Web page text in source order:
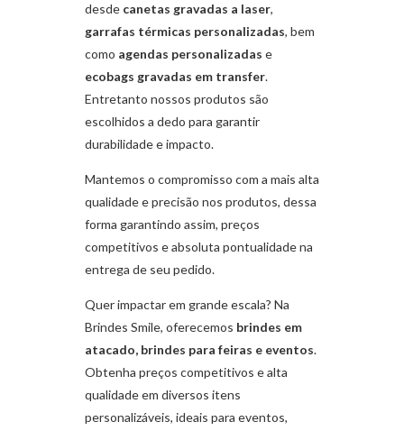
desde canetas gravadas a laser,
garrafas térmicas personalizadas, bem
como agendas personalizadas e
ecobags gravadas em transfer.
Entretanto nossos produtos são
escolhidos a dedo para garantir
durabilidade e impacto.
Mantemos o compromisso com a mais alta
qualidade e precisão nos produtos, dessa
forma garantindo assim, preços
competitivos e absoluta pontualidade na
entrega de seu pedido.
Quer impactar em grande escala? Na
Brindes Smile, oferecemos brindes em
atacado, brindes para feiras e eventos.
Obtenha preços competitivos e alta
qualidade em diversos itens
personalizáveis, ideais para eventos,